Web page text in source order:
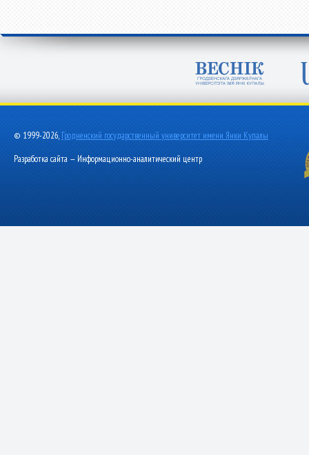
© 1999-2026, Гродненский государственный университет имени Янки Купалы
Разработка сайта — Информационно-аналитический центр